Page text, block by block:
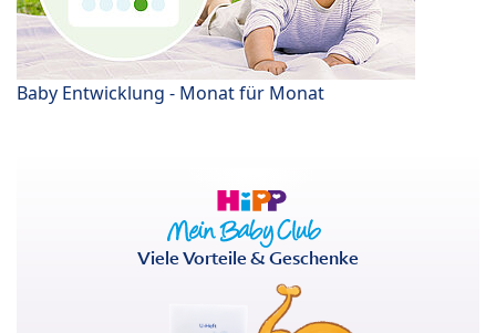
Baby Entwicklung - Monat für Monat
Viele Vorteile & Geschenke